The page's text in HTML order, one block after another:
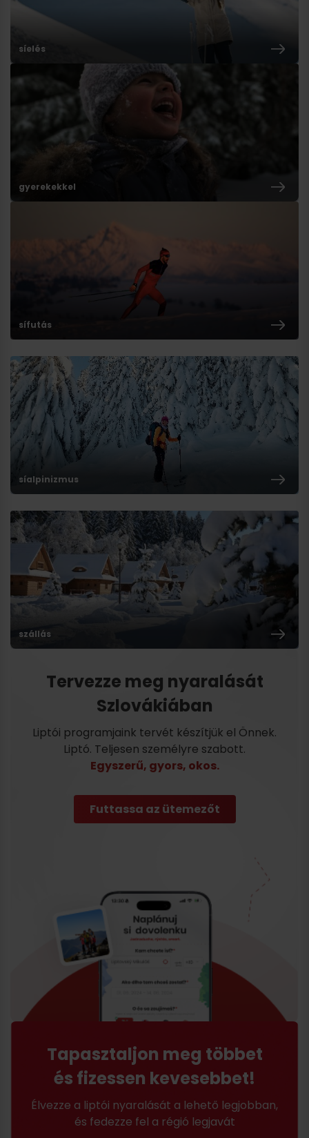
síelés
gyerekekkel
sífutás
síalpinizmus
szállás
Tervezze meg nyaralását
Szlovákiában
Liptói programjaink tervét készítjük el Önnek.
Liptó. Teljesen személyre szabott.
Egyszerű, gyors, okos.
Futtassa az ütemezőt
Tapasztaljon meg többet
és fizessen kevesebbet!
Élvezze a liptói nyaralását a lehető legjobban,
és fedezze fel a régió legjavát